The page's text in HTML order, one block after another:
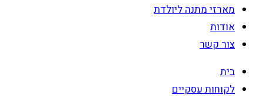
מארזי מתנה ליולדת
אודות
צור קשר
בית
לקוחות עסקיים